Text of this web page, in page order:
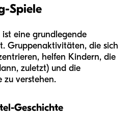
Spiele
eine grundlegende
Gruppenaktivitäten, die sich
helfen Kindern, die
zuletzt) und die
zu verstehen.
Geschichte